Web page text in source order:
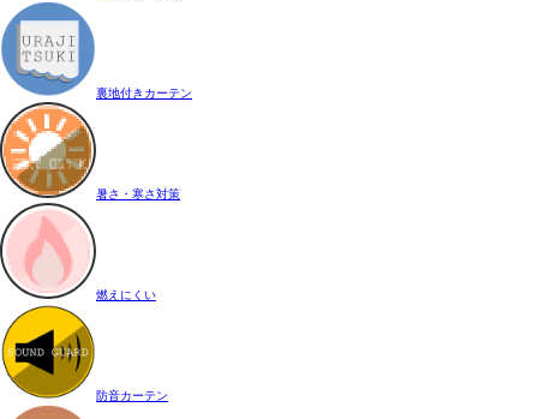
裏地付きカーテン
暑さ・寒さ対策
燃えにくい
防音カーテン